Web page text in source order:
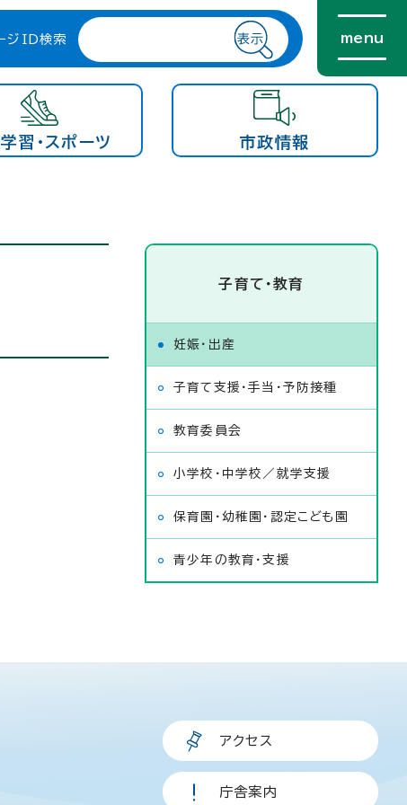
ジID検索 menu
習・スポーツ 市政情報
子育て・教育
妊娠・出産
子育て支援・手当・予防接種
教育委員会
小学校・中学校／就学支援
保育園・幼稚園・認定こども園
青少年の教育・支援
アクセス
庁舎案内